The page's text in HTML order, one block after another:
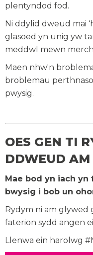
plentyndod fod.
Ni ddylid dweud mai
glasoed yn unig yw
meddwl mewn
Maen nhw'n
broblemau
pwysig.
OES GEN TI
DDWEUD
Mae bod yn iach
bwysig i bob un
Rydym ni am glywed
faterion sydd angen
Llenwa ein harolwg